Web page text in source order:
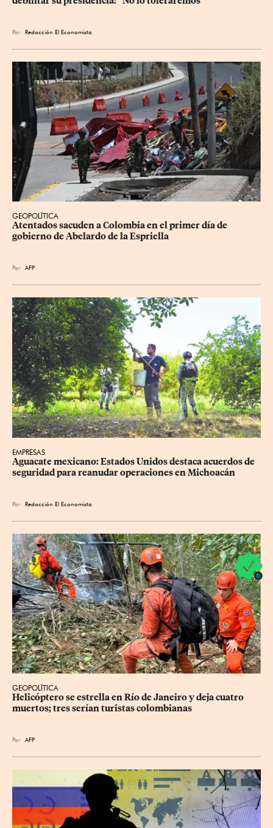
Por Redacción El Economista
GEOPOLÍTICA
Atentados sacuden a Colombia en el primer día de
gobierno de Abelardo de la Espriella
Por AFP
EMPRESAS
Aguacate mexicano: Estados Unidos destaca acuerdos de
seguridad para reanudar operaciones en Michoacán
Por Redacción El Economista
GEOPOLÍTICA
Helicóptero se estrella en Río de Janeiro y deja cuatro
muertos; tres serían turistas colombianas
Por AFP